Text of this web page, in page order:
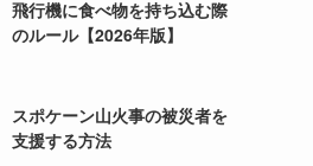
飛行機に食べ物を持ち込む際
のルール【2026年版】
スポケーン山火事の被災者を
支援する方法